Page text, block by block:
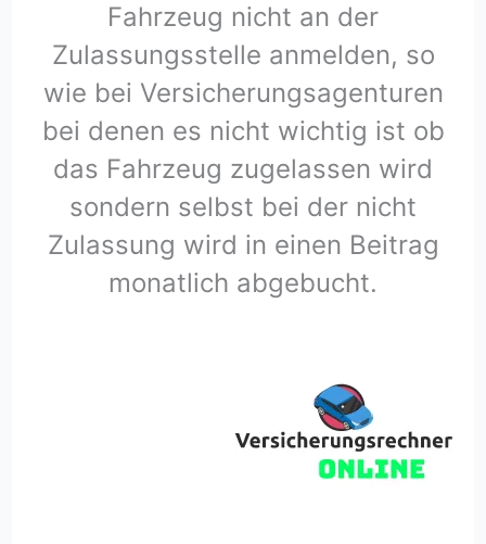
Fahrzeug nicht an der
Zulassungsstelle anmelden, so
wie bei Versicherungsagenturen
bei denen es nicht wichtig ist ob
das Fahrzeug zugelassen wird
sondern selbst bei der nicht
Zulassung wird in einen Beitrag
monatlich abgebucht.